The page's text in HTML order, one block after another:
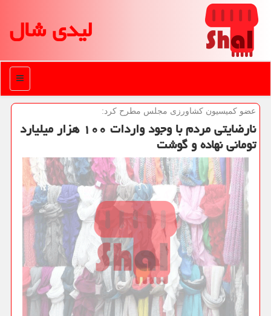
لیدی شال
منو
عضو كمیسیون كشاورزی مجلس مطرح كرد:
نارضایتی مردم با وجود واردات ۱۰۰ هزار میلیارد
تومانی نهاده و گوشت